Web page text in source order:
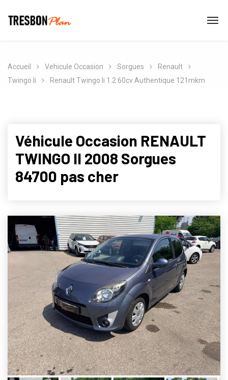
Accueil Vehicule Occasion Sorgues
Renault
Twingo Ii
Renault Twingo Ii 1.2 60cv Authentique 121mkm
Véhicule Occasion RENAULT
TWINGO II 2008 Sorgues
84700 pas cher